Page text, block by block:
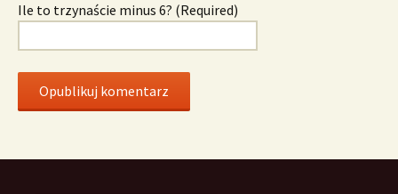
Ile to trzynaście minus 6? (Required)